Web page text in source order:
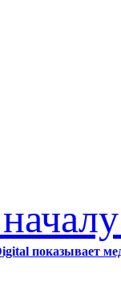
показывает